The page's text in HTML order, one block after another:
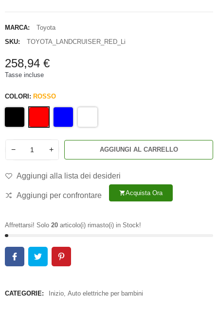
MARCA:
Toyota
SKU:
TOYOTA_LANDCRUISER_RED_Li
258,94 €
Tasse incluse
COLORI: ROSSO
− + AGGIUNGI AL CARRELLO
Aggiungi alla lista dei desideri
Aggiungi per confrontare shopping_cartAcquista Ora
Affrettarsi! Solo 20 articolo(i) rimasto(i) in Stock!
CATEGORIE: Inizio Auto elettriche per bambini